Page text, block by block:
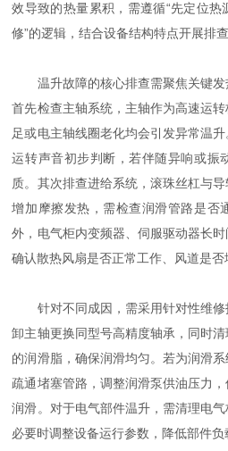
效导致的热量累积，需遵循“先定位
修”的逻辑，结合设备结构特点开展排
温升故障的核心排查需聚焦关键发
首先检查主轴系统，主轴作为高速运
足或电主轴线圈老化均会引发异常温
运转声音初步判断，若伴随异响或振
质。其次排查进给系统，滚珠丝杠与
增加摩擦发热，需检查润滑管路是否
外，电气柜内变频器、伺服驱动器长
确认散热风扇是否正常工作、风道是否
针对不同成因，需采用针对性维修
卸主轴更换同型号高精度轴承，同时
的润滑脂，确保润滑均匀。若为润滑
疏通堵塞管路，调整润滑泵供油压力
润滑。对于电气部件温升，需清理电
必要时调整设备运行参数，降低部件负